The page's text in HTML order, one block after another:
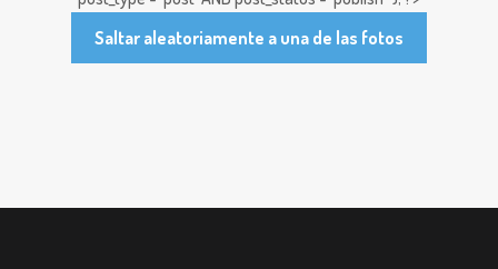
Saltar aleatoriamente a una de las fotos